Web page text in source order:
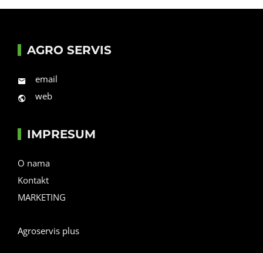
AGRO SERVIS
email
web
IMPRESUM
O nama
Kontakt
MARKETING
Agroservis plus